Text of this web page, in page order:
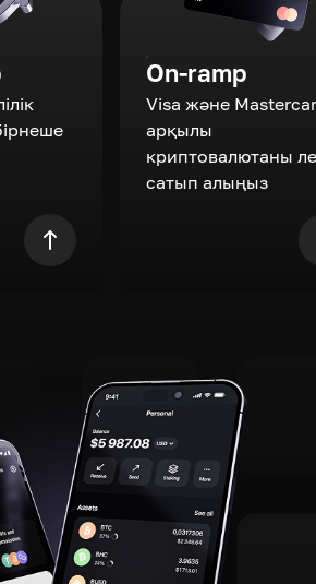
On-ramp
Visa және
арқылы
криптовалютаны
сатып алыңыз